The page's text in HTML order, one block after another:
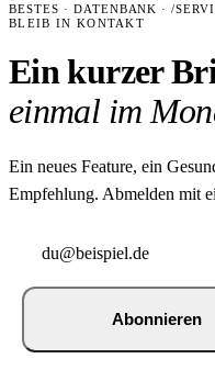
BESTES · DATENBANK · /
BLEIB IN KONTAKT
Ein kurzer
einmal im
Ein neues Feature, ein
Empfehlung. Abmelden mit
Abonnieren